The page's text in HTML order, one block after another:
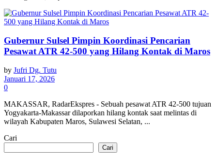
Gubernur Sulsel Pimpin Koordinasi Pencarian
Pesawat ATR 42-500 yang Hilang Kontak di Maros
by Jufri Dg. Tutu
Januari 17, 2026
0
MAKASSAR, RadarEkspres - Sebuah pesawat ATR 42-500 tujuan
Yogyakarta-Makassar dilaporkan hilang kontak saat melintas di
wilayah Kabupaten Maros, Sulawesi Selatan, ...
Cari
Cari